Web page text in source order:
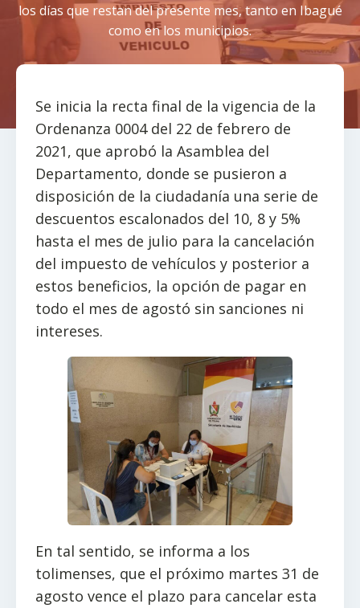
los días que restan del presente mes, tanto en Ibagué
como en los municipios.
Se inicia la recta final de la vigencia de la
Ordenanza 0004 del 22 de febrero de
2021, que aprobó la Asamblea del
Departamento, donde se pusieron a
disposición de la ciudadanía una serie de
descuentos escalonados del 10, 8 y 5%
hasta el mes de julio para la cancelación
del impuesto de vehículos y posterior a
estos beneficios, la opción de pagar en
todo el mes de agostó sin sanciones ni
intereses.
En tal sentido, se informa a los
tolimenses, que el próximo martes 31 de
agosto vence el plazo para cancelar esta